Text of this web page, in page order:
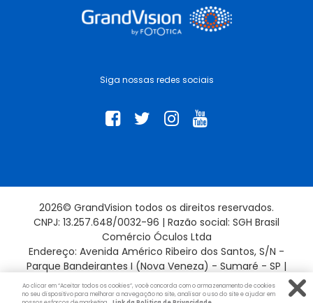
Siga nossas redes sociais
2026© GrandVision todos os direitos reservados.
CNPJ: 13.257.648/0032-96 | Razão social: SGH Brasil
Comércio Óculos Ltda
Endereço: Avenida Américo Ribeiro dos Santos, S/N -
Parque Bandeirantes I (Nova Veneza) - Sumaré - SP |
13181-715
Ao clicar em “Aceitar todos os cookies”, você concorda com o armazenamento de cookies
no seu dispositivo para melhorar a navegação no site, analisar o uso do site e ajudar em